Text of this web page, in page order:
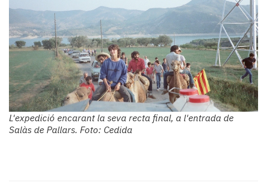
L'expedició encarant la seva recta final, a l'entrada de
Salàs de Pallars. Foto: Cedida